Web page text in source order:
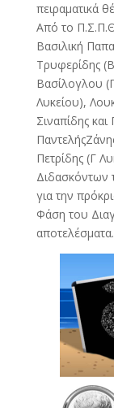
πειραματικά
Από το
Βασιλική
Τρυφερίδης
Βασίλογλου
Λυκείου),
Σιναπίδης
Πετρίδης (Γ
Διδασκόντων
για την
Φάση του
αποτελέσματα.